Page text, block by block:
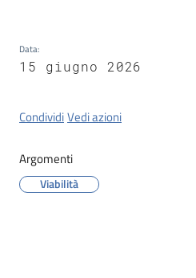
gli
argomenti
su
Data:
15 giugno 2026
CondividiVedi azioni
Argomenti
Viabilità